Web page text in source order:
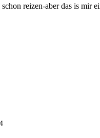
reizen-aber das is mir